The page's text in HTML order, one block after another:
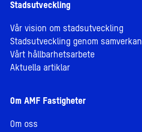
Stadsutveckling
Vår vision om stadsutveckling
Stadsutveckling genom samverkan
Vårt hållbarhetsarbete
Aktuella artiklar
Om AMF Fastigheter
Om oss